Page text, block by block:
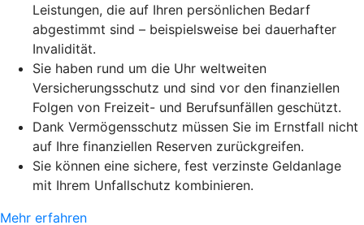
Leistungen, die auf Ihren persönlichen Bedarf
abgestimmt sind – beispielsweise bei dauerhafter
Invalidität.
Sie haben rund um die Uhr weltweiten
Versicherungsschutz und sind vor den finanziellen
Folgen von Freizeit- und Berufsunfällen geschützt.
Dank Vermögensschutz müssen Sie im Ernstfall nicht
auf Ihre finanziellen Reserven zurückgreifen.
Sie können eine sichere, fest verzinste Geldanlage
mit Ihrem Unfallschutz kombinieren.
Mehr erfahren